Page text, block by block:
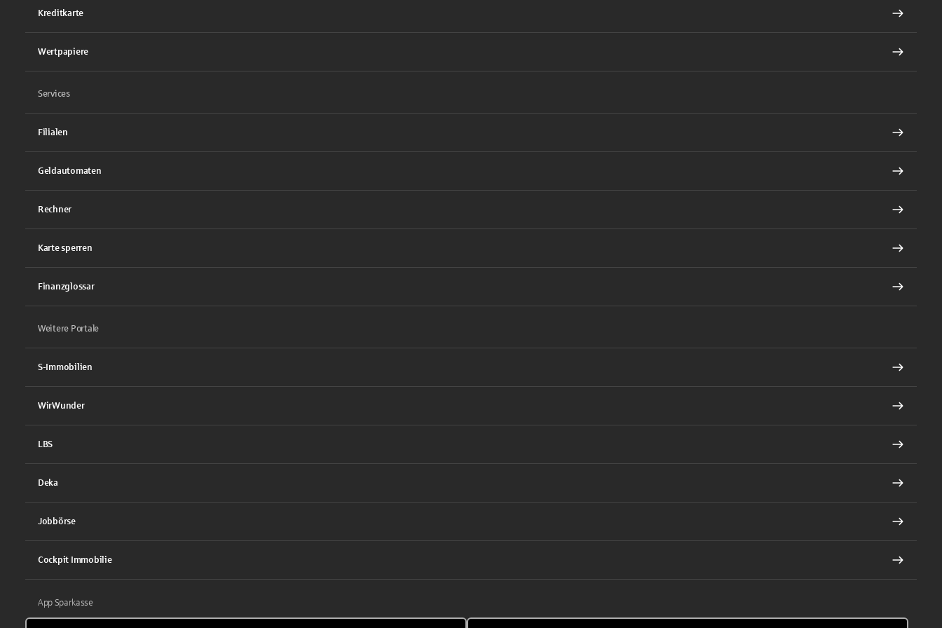
Kreditkarte
Wertpapiere
Services
Filialen
Geldautomaten
Rechner
Karte sperren
Finanzglossar
Weitere Portale
S-Immobilien
WirWunder
LBS
Deka
Jobbörse
Cockpit Immobilie
App Sparkasse